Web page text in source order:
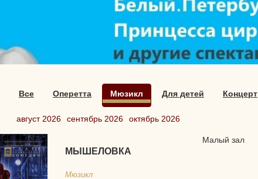
Все Оперетта Мюзикл Для детей Концерт
август 2026 сентябрь 2026 октябрь 2026
МЫШЕЛОВКА
Мюзикл
Малый зал